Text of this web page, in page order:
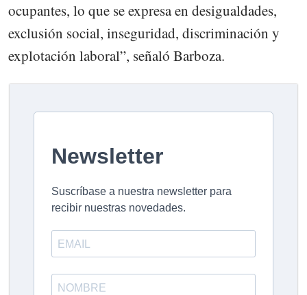
ocupantes, lo que se expresa en desigualdades,
exclusión social, inseguridad, discriminación y
explotación laboral”, señaló Barboza.